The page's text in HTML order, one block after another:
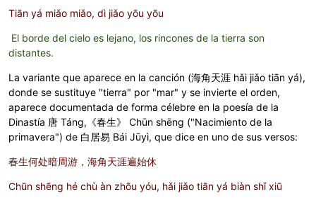
Tiān yá miǎo miǎo, dì jiǎo yōu yōu
El borde del cielo es lejano, los rincones de la tierra son
distantes.
La variante que aparece en la canción (海角天涯 hǎi jiǎo tiān yá),
donde se sustituye "tierra" por "mar" y se invierte el orden,
aparece documentada de forma célebre en la poesía de la
Dinastía 唐 Táng, 《春生》 Chūn shēng ("Nacimiento de la
primavera") de 白居易 Bái Jūyì, que dice en uno de sus versos:
春生何处暗周游，海角天涯遍始休
Chūn shēng hé chù àn zhōu yóu, hǎi jiǎo tiān yá biàn shǐ xiū